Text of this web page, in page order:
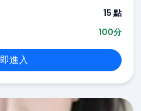
15 點
100分
進入